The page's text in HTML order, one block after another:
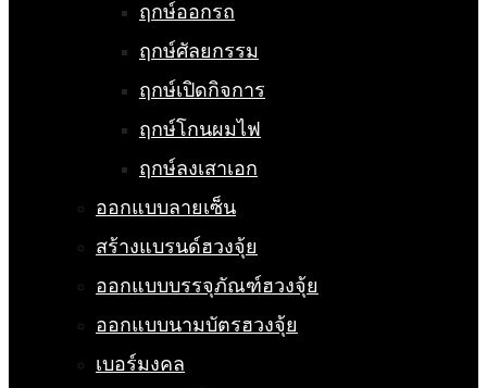
ฤกษ์ออกรถ
ฤกษ์ศัลยกรรม
ฤกษ์เปิดกิจการ
ฤกษ์โกนผมไฟ
ฤกษ์ลงเสาเอก
ออกแบบลายเซ็น
สร้างแบรนด์ฮวงจุ้ย
ออกแบบบรรจุภัณฑ์ฮวงจุ้ย
ออกแบบนามบัตรฮวงจุ้ย
เบอร์มงคล